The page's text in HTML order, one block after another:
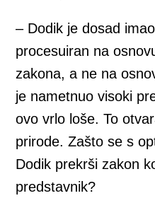
– Dodik je dosad
procesuiran na
zakona, a ne na
je nametnuo visoki
ovo vrlo loše. To
prirode. Zašto se s
Dodik prekrši zakon
predstavnik?